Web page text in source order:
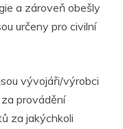
a zároveň obešly
určeny pro civilní
vývojáři/výrobci
provádění
za jakýchkoli